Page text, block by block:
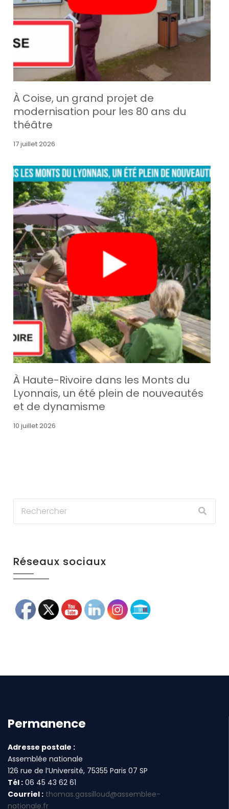
À Coise, un grand projet de
modernisation pour les 80 ans du
théâtre
17 juillet 2026
À Haute-Rivoire dans les Monts du
Lyonnais, un été plein de nouveautés
et de dynamisme
10 juillet 2026
Réseaux sociaux
Permanence
Adresse postale :
Assemblée nationale
126 rue de l’Université, 75355 Paris 07 SP
Tél : 06 45 43 62 61
Courriel : thomas.gassilloud@assemblee-
nationale.fr